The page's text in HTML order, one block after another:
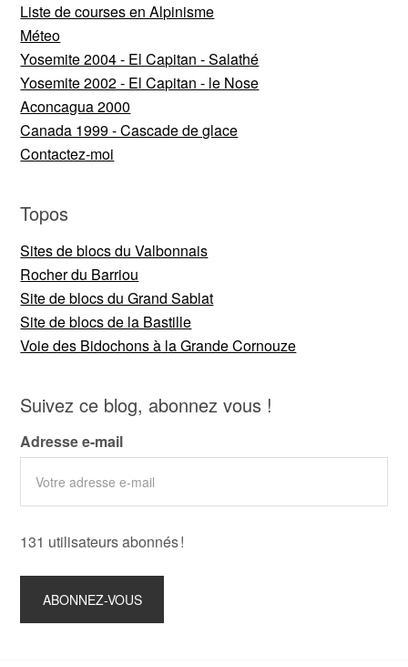
Liste de courses en Alpinisme
Méteo
Yosemite 2004 - El Capitan - Salathé
Yosemite 2002 - El Capitan - le Nose
Aconcagua 2000
Canada 1999 - Cascade de glace
Contactez-moi
Topos
Sites de blocs du Valbonnais
Rocher du Barriou
Site de blocs du Grand Sablat
Site de blocs de la Bastille
Voie des Bidochons à la Grande Cornouze
Suivez ce blog, abonnez vous !
Adresse e-mail
131 utilisateurs abonnés !